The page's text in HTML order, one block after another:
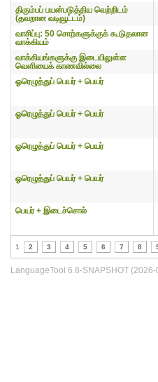
திரும்பப் பயன்படுத்திய வெற்றிடம்
(தவறான வடிவூட்டம்)
வாசிப்பு: 50 சொற்களுக்குக் கூடுதலான
வாக்கியம்
வாக்கியங்களுக்கு இடையிலுள்ள
வெளியைக் காணவில்லை
ஓரெழுத்துப் பெயர் + பெயர்
ஓரெழுத்துப் பெயர் + பெயர்
ஓரெழுத்துப் பெயர் + பெயர்
ஓரெழுத்துப் பெயர் + பெயர்
பெயர் + இடைச்சொல்
1 2 3 4 5 6 7 8
LanguageTool 6.8-SNAPSHOT